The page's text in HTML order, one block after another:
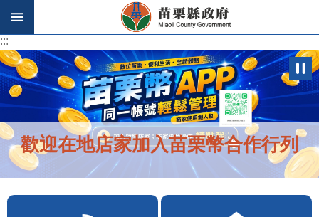
跳到主要內容區塊
:::
:::
歡迎在地店家加入苗栗幣合作行列